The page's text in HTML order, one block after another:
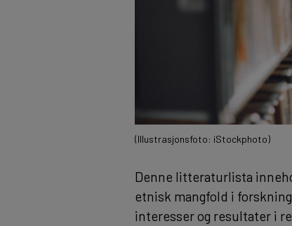
(Illustrasjonsfoto: iStockphoto)
Denne litteraturlista
etnisk mangfold i
interesser og resultater i